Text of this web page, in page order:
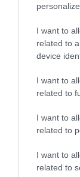
I want to
related to
device
I want to
related to
I want to
related to
I want to
related to